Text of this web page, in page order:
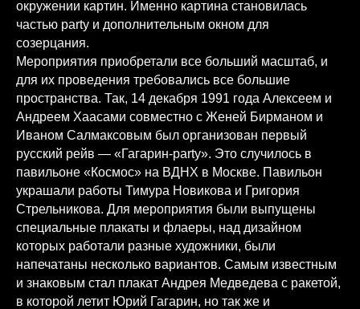
окружении картин. Именно картина становилась
частью party и дополнительным окном для
созерцания.
Мероприятия приобретали все больший масштаб, и
для их проведения требовались все большие
пространства. Так, 14 декабря 1991 года Алексеем и
Андреем Хаасами совместно с Женей Бирманом и
Иваном Салмаксовым был организован первый
русский рейв — «Гагарин-party». Это случилось в
павильоне «Космос» на ВДНХ в Москве. Павильон
украшали работы Тимура Новикова и Григория
Стрельникова. Для мероприятия были выпущены
специальные плакаты и флаеры, над дизайном
которых работали разные художники, были
напечатаны несколько вариантов. Самым известным
и знаковым стал плакат Андрея Медведева с ракетой,
в которой летит Юрий Гагарин, но так же и